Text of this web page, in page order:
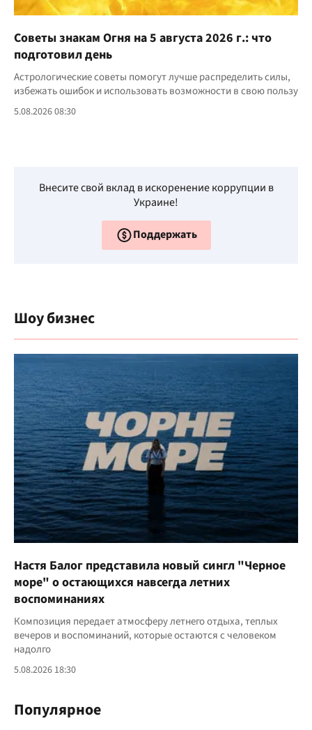
Советы знакам Огня на 5 августа 2026 г.: что
подготовил день
Астрологические советы помогут лучше распределить силы,
избежать ошибок и использовать возможности в свою пользу
5.08.2026 08:30
Внесите свой вклад в искоренение коррупции в
Украине!
Поддержать
Шоу бизнес
Настя Балог представила новый сингл "Черное
море" о остающихся навсегда летних
воспоминаниях
Композиция передает атмосферу летнего отдыха, теплых
вечеров и воспоминаний, которые остаются с человеком
надолго
5.08.2026 18:30
Популярное